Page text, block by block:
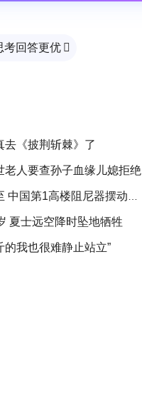
考回答更优 
去《披荆斩棘》了
老人要查孙子血缘儿媳拒绝
国第1高楼阻尼器摆动明显
夏士远空降时坠地牺牲
的我也很难静止站立”